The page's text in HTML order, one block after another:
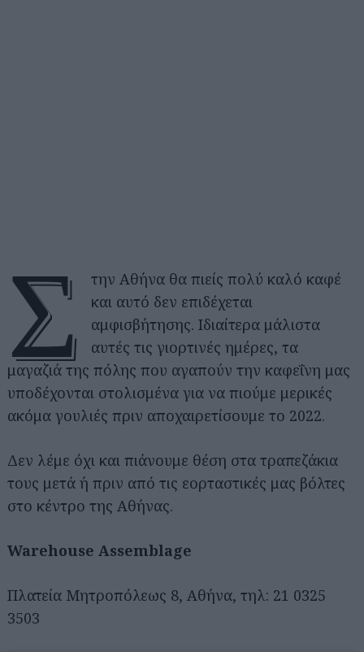
Σ
την Αθήνα θα πιείς πολύ καλό καφέ
και αυτό δεν επιδέχεται
αμφισβήτησης. Ιδιαίτερα μάλιστα
αυτές τις γιορτινές ημέρες, τα
μαγαζιά της πόλης που αγαπούν την καφεΐνη μας
υποδέχονται στολισμένα για να πιούμε μερικές
ακόμα γουλιές πριν αποχαιρετίσουμε το 2022.
Δεν λέμε όχι και πιάνουμε θέση στα τραπεζάκια
τους μετά ή πριν από τις εορταστικές μας βόλτες
στο κέντρο της Αθήνας.
Warehouse Assemblage
Πλατεία Μητροπόλεως 8, Αθήνα, τηλ: 21 0325
3503